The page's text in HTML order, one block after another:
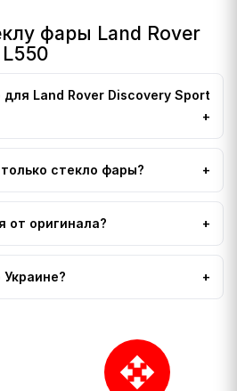
фары Land Rover
Land Rover Discovery Sport
стекло фары?
от оригинала?
open_with